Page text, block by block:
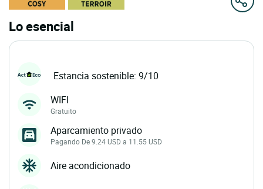
Lo esencial
Estancia sostenible: 9/10
WIFI
Gratuito
Aparcamiento privado
Pagando De 9.24 USD a 11.55 USD
Aire acondicionado